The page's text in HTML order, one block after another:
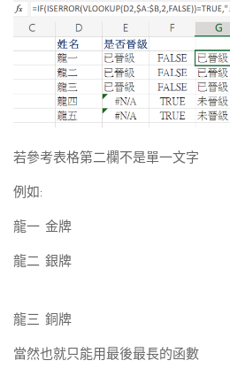
若參考表格第二欄不是單一文字
例如:
龍一 金牌
龍二 銀牌
龍三 銅牌
當然也就只能用最後最長的函數